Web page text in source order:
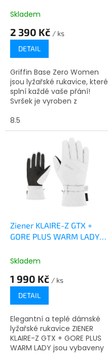
Skladem
2 390 Kč / ks
DETAIL
Griffin Base Zero Women
jsou lyžařské rukavice, které
splní každé vaše přání!
Svršek je vyroben z
a prémiové kozí kůže, dlaň
je vyrobena z ultra měkké...
8.5
Ziener KLAIRE-Z GTX +
GORE PLUS WARM LADY
Skladem
1 990 Kč / ks
DETAIL
Elegantní a teplé dámské
lyžařské rukavice ZIENER
KLAIRE-Z GTX + GORE PLUS
WARM LADY jsou vybaveny